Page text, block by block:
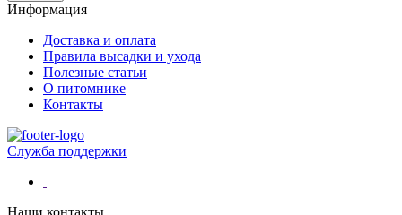
Информация
Доставка и оплата
Правила высадки и ухода
Полезные статьи
О питомнике
Контакты
Служба поддержки
Наши контакты